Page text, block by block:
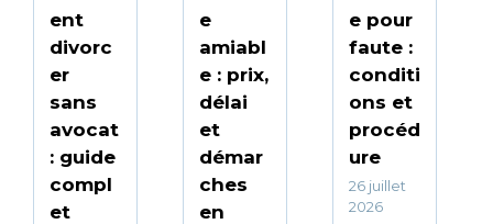
ent
divorc
er
sans
avocat
: guide
compl
et
e
amiabl
e : prix,
délai
et
démar
ches
en
e pour
faute :
conditi
ons et
procéd
ure
26 juillet
2026